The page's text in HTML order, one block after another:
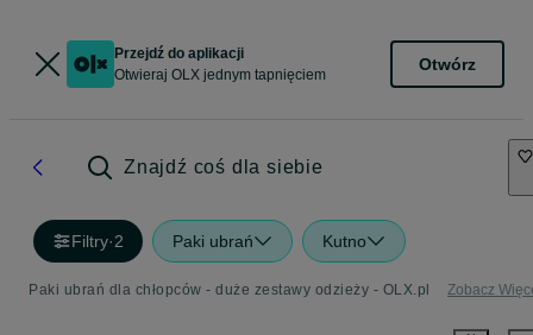
Przejdź do aplikacji
Otwieraj OLX jednym tapnięciem
Otwórz
Znajdź coś dla siebie
Filtry·2 Paki ubrań Kutno
Paki ubrań dla chłopców - duże zestawy odzieży - OLX.pl Zobacz